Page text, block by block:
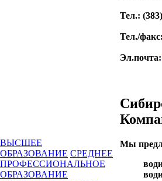
ВЫСШЕЕ
ОБРАЗОВАНИЕ СРЕДНЕЕ
ПРОФЕССИОНАЛЬНОЕ
ОБРАЗОВАНИЕ
Тел.:
Тел./факс
Эл.почта:
Мы